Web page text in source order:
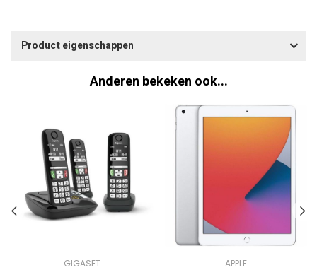
Product eigenschappen
Anderen bekeken ook...
GIGASET APPLE